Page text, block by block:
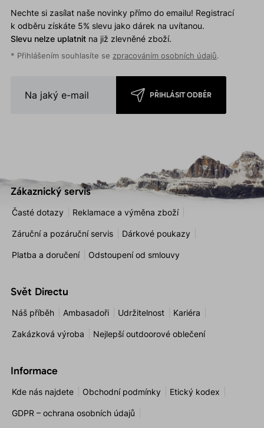
Nechte si zasílat naše novinky přímo do emailu! Registrací
k odběru získáte 5% slevu jako dárek na uvítanou.
Slevu nelze uplatnitna již zlevněné zboží.
* Přihlášením souhlasíte se zpracováním osobních údajů.
PŘIHLÁSIT ODBĚR
Zákaznický servis
Časté dotazy Reklamace a výměna zboží
Záruční a pozáruční servis Dárkové poukazy
Platba a doručení Odstoupení od smlouvy
Svět Directu
Náš příběh Ambasadoři Udržitelnost Kariéra
Zakázková výroba Nejlepší outdoorové oblečení
Informace
Kde nás najdete Obchodní podmínky Etický kodex
GDPR – ochrana osobních údajů